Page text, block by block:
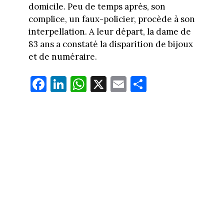
domicile. Peu de temps après, son
complice, un faux-policier, procède à son
interpellation. A leur départ, la dame de
83 ans a constaté la disparition de bijoux
et de numéraire.
Fa
ce
Li
nk
W
ha
X E
m
Pa
rt